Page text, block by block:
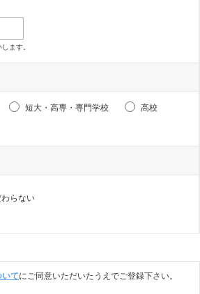
ます。
短大・高専・専門学校
高校
わらない
てにご同意いただいたうえでご登録下さい。